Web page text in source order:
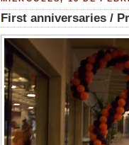
First anniversaries /